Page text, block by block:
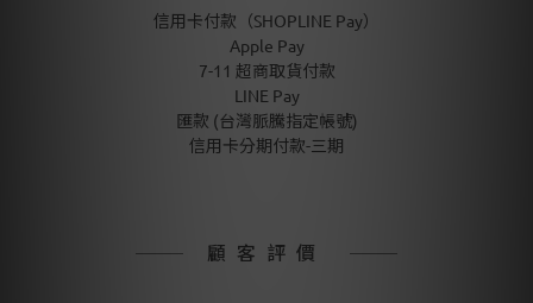
信用卡付款（SHOPLINE Pay）
Apple Pay
7-11 超商取貨付款
LINE Pay
匯款 (台灣脈騰指定帳號)
信用卡分期付款-三期
顧客評價